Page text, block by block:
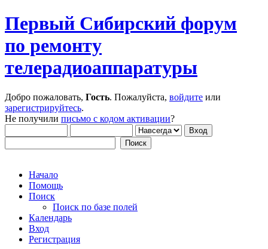
Первый Сибирский форум
по ремонту
телерадиоаппаратуры
Добро пожаловать, Гость. Пожалуйста, войдите или
зарегистрируйтесь.
Не получили письмо с кодом активации?
Начало
Помощь
Поиск
Поиск по базе полей
Календарь
Вход
Регистрация